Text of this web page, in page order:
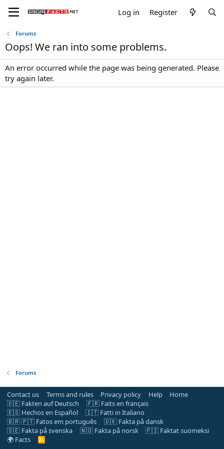
Log in Register
Forums
Oops! We ran into some problems.
An error occurred while the page was being generated. Please
try again later.
Forums
Contact us Terms and rules Privacy policy Help
Home
🇩🇪 Fakten auf Deutsch
🇫🇷 Faits en français
🇪🇸 Hechos en Español
🇮🇹 Fatti in Italiano
🇧🇷 🇵🇹 Fatos em português
🇩🇰 Fakta på dansk
🇸🇪 Fakta på svenska
🇳🇴 Fakta på norsk
🇫🇮 Faktat suomeksi
🌍 Facts
R